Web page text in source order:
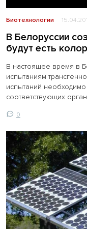
Биотехнологии
В Белоруссии
будут есть
В настоящее время в
испытаниям
испытаний
соответствующих
0